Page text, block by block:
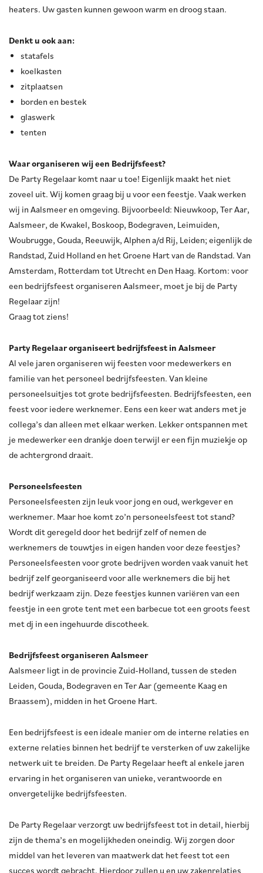
heaters. Uw gasten kunnen gewoon warm en droog staan.
Denkt u ook aan:
statafels
koelkasten
zitplaatsen
borden en bestek
glaswerk
tenten
Waar organiseren wij een Bedrijfsfeest?
De Party Regelaar komt naar u toe! Eigenlijk maakt het niet
zoveel uit. Wij komen graag bij u voor een feestje. Vaak werken
wij in Aalsmeer en omgeving. Bijvoorbeeld: Nieuwkoop, Ter Aar,
Aalsmeer, de Kwakel, Boskoop, Bodegraven, Leimuiden,
Woubrugge, Gouda, Reeuwijk, Alphen a/d Rij, Leiden; eigenlijk de
Randstad, Zuid Holland en het Groene Hart van de Randstad. Van
Amsterdam, Rotterdam tot Utrecht en Den Haag. Kortom: voor
een bedrijfsfeest organiseren Aalsmeer, moet je bij de Party
Regelaar zijn!
Graag tot ziens!
Party Regelaar organiseert bedrijfsfeest in Aalsmeer
Al vele jaren organiseren wij feesten voor medewerkers en
familie van het personeel bedrijfsfeesten. Van kleine
personeelsuitjes tot grote bedrijfsfeesten. Bedrijfsfeesten, een
feest voor iedere werknemer. Eens een keer wat anders met je
collega’s dan alleen met elkaar werken. Lekker ontspannen met
je medewerker een drankje doen terwijl er een fijn muziekje op
de achtergrond draait.
Personeelsfeesten
Personeelsfeesten zijn leuk voor jong en oud, werkgever en
werknemer. Maar hoe komt zo’n personeelsfeest tot stand?
Wordt dit geregeld door het bedrijf zelf of nemen de
werknemers de touwtjes in eigen handen voor deze feestjes?
Personeelsfeesten voor grote bedrijven worden vaak vanuit het
bedrijf zelf georganiseerd voor alle werknemers die bij het
bedrijf werkzaam zijn. Deze feestjes kunnen variëren van een
feestje in een grote tent met een barbecue tot een groots feest
met dj in een ingehuurde discotheek.
Bedrijfsfeest organiseren Aalsmeer
Aalsmeer ligt in de provincie Zuid-Holland, tussen de steden
Leiden, Gouda, Bodegraven en Ter Aar (gemeente Kaag en
Braassem), midden in het Groene Hart.
Een bedrijfsfeest is een ideale manier om de interne relaties en
externe relaties binnen het bedrijf te versterken of uw zakelijke
netwerk uit te breiden. De Party Regelaar heeft al enkele jaren
ervaring in het organiseren van unieke, verantwoorde en
onvergetelijke bedrijfsfeesten.
De Party Regelaar verzorgt uw bedrijfsfeest tot in detail, hierbij
zijn de thema’s en mogelijkheden oneindig. Wij zorgen door
middel van het leveren van maatwerk dat het feest tot een
succes wordt gebracht. Hierdoor zullen u en uw zakenrelaties